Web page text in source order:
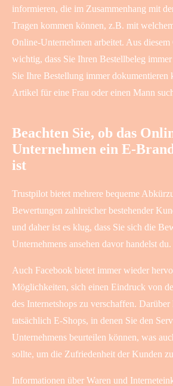
informieren, die im Zusammenhang mit
Tragen kommen können, z.B. mit
Online-Unternehmen arbeitet. Aus diesem
wichtig, dass Sie Ihren Bestellbeleg
Sie Ihre Bestellung immer dokumentieren
Artikel für eine Frau oder einen Mann
Beachten Sie, ob das
Unternehmen ein E-
ist
Trustpilot bietet mehrere bequeme
Bewertungen zahlreicher bestehender
und daher ist es klug, dass Sie sich die
Unternehmens ansehen davor handelst du.
Auch Facebook bietet immer wieder
Möglichkeiten, sich einen Eindruck von
des Internetshops zu verschaffen. Darüber
tatsächlich E-Shops, in denen Sie den
Unternehmens beurteilen können, was
sollte, um die Zufriedenheit der Kunden
Informationen über Waren und